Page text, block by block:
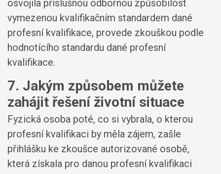
osvojila příslušnou odbornou způsobilost
vymezenou kvalifikačním standardem dané
profesní kvalifikace, provede zkouškou podle
hodnotícího standardu dané profesní
kvalifikace.
7. Jakým způsobem můžete
zahájit řešení životní situace
Fyzická osoba poté, co si vybrala, o kterou
profesní kvalifikaci by měla zájem, zašle
přihlášku ke zkoušce autorizované osobě,
která získala pro danou profesní kvalifikaci